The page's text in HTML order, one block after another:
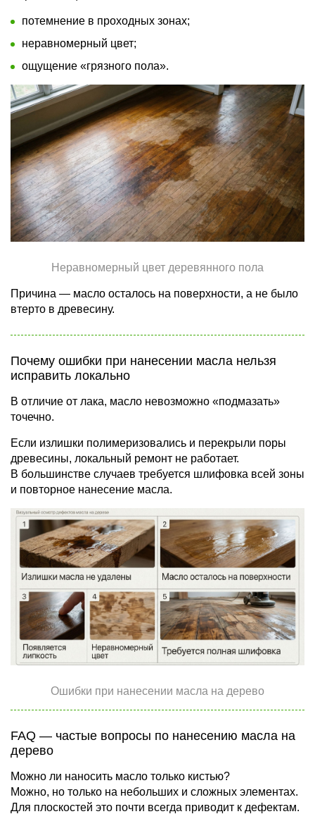
потемнение в проходных зонах;
неравномерный цвет;
ощущение «грязного пола».
Неравномерный цвет деревянного пола
Причина — масло осталось на поверхности, а не было
втерто в древесину.
Почему ошибки при нанесении масла нельзя
исправить локально
В отличие от лака, масло невозможно «подмазать»
точечно.
Если излишки полимеризовались и перекрыли поры
древесины, локальный ремонт не работает.
В большинстве случаев требуется шлифовка всей зоны
и повторное нанесение масла.
Ошибки при нанесении масла на дерево
FAQ — частые вопросы по нанесению масла на
дерево
Можно ли наносить масло только кистью?
Можно, но только на небольших и сложных элементах.
Для плоскостей это почти всегда приводит к дефектам.